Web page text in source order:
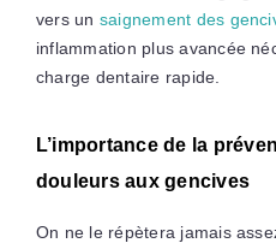
vers un saignement des
inflammation plus avancée
charge dentaire rapide.
L’importance de la
douleurs aux gencives
On ne le répètera jamais